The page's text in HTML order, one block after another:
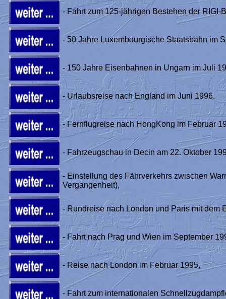
- Fahrt zum 125-jährigen Bestehen der
- 50 Jahre Luxembourgische Staatsbahn im
- 150 Jahre Eisenbahnen in Ungarn im Juli
- Urlaubsreise nach England im Juni 1996,
- Fernflugreise nach HongKong im Februar
- Fahrzeugschau in Decin am 22. Oktober
- Einstellung des Fährverkehrs zwischen
Vergangenheit),
- Rundreise nach London und Paris mit dem
- Fahrt nach Prag und Wien im September
- Reise nach London im Februar 1995,
- Fahrt zum internationalen